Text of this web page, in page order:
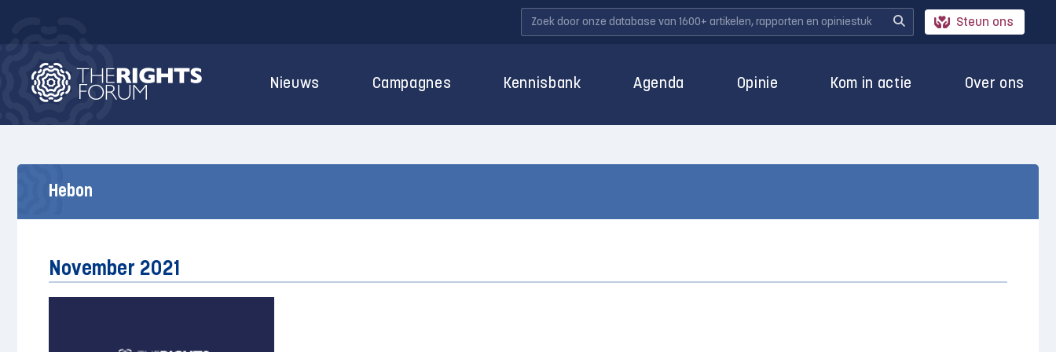
Steun ons
Nieuws Campagnes Kennisbank Agenda Opinie Kom in actie Over ons
Hebon
November 2021